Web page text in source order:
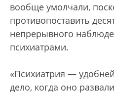
вообще умолчали,
противопоставить
непрерывного
психиатрами.
«Психиатрия —
дело, когда оно